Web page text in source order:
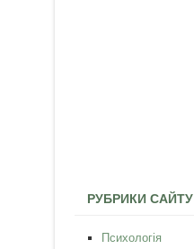
РУБРИКИ САЙТУ
Психологія